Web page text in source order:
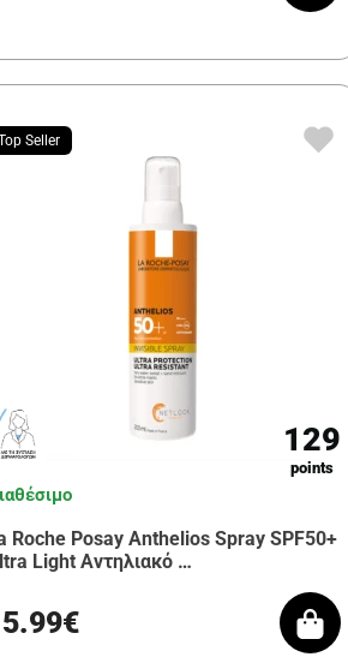
Seller
129
points
Roche Posay Anthelios Spray SPF50+
Light Αντηλιακό …